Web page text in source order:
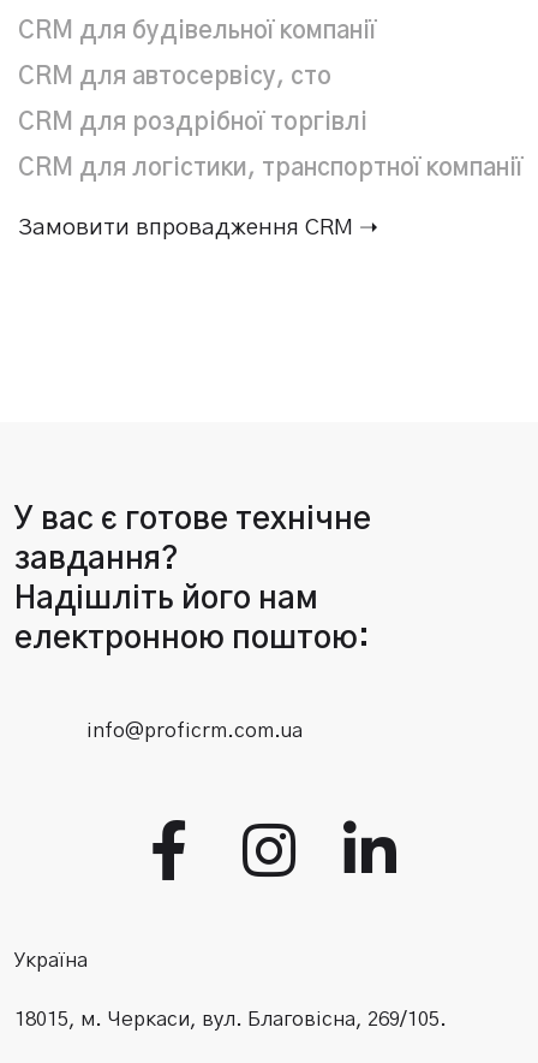
CRM для будівельної компанії
CRM для автосервісу, сто
CRM для роздрібної торгівлі
CRM для логістики, транспортної компанії
Замовити впровадження CRM ➝
У вас є готове технічне
завдання?
Надішліть його нам
електронною поштою:
info@proficrm.com.ua
Україна
18015, м. Черкаси, вул. Благовісна, 269/105.